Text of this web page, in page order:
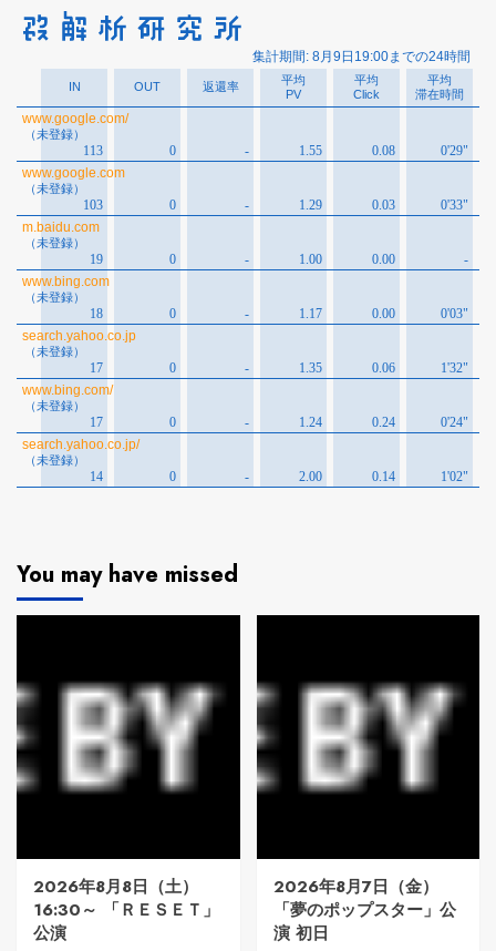
You may have missed
2026年8月8日（土）
16:30～ 「ＲＥＳＥＴ」
公演
2026年8月7日（金）
「夢のポップスター」公
演 初日